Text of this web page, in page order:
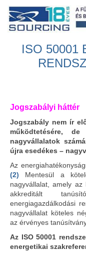
ISO 50001
Jogszabályi háttér
Jogszabály nem ír
működtetésére,
nagyvállalatok
újra esedékes –
Az
(2) Mentesül a
nagyvállalat, amely az
akkreditált
energiagazdálkodási
nagyvállalat köteles
az érvényes
Az ISO 50001
energetikai